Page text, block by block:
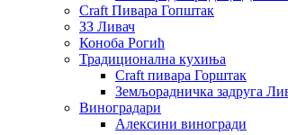
Craft Пивара Гопштак
ЗЗ Ливач
Коноба Рогић
Традиционална кухиња
Craft пивара Горштак
Земљорадничка задруга
Виноградари
Алексини виногради